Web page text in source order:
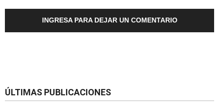
INGRESA PARA DEJAR UN COMENTARIO
ÚLTIMAS PUBLICACIONES